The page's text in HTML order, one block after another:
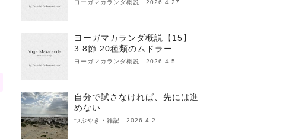
ヨーガマカランダ概説 2026.4.27
ヨーガマカランダ概説【15】
3.8節 20種類のムドラー
ヨーガマカランダ概説 2026.4.5
自分で試さなければ、先には進
めない
つぶやき・雑記 2026.4.2